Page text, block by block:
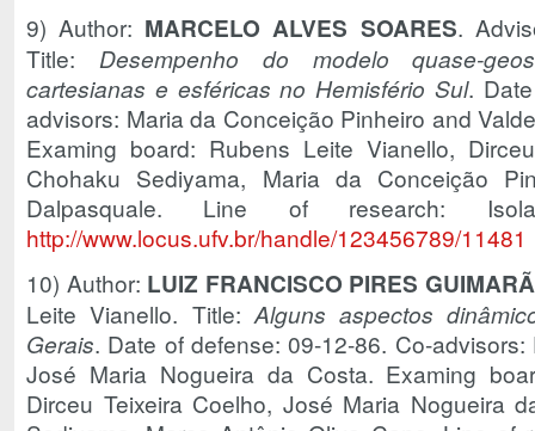
9) Author: MARCELO ALVES SOARES.
Title: Desempenho do modelo quase-
cartesianas e esféricas no Hemisfério Sul.
advisors: Maria da Conceição Pinheiro and
Examing board: Rubens Leite Vianello,
Chohaku Sediyama, Maria da Conceição
Dalpasquale. Line of research:
http://www.locus.ufv.br/handle/123456789/11481
10) Author: LUIZ FRANCISCO PIRES
Leite Vianello. Title: Alguns aspectos
Gerais. Date of defense: 09-12-86. Co-
José Maria Nogueira da Costa. Examing
Dirceu Teixeira Coelho, José Maria Nogueira